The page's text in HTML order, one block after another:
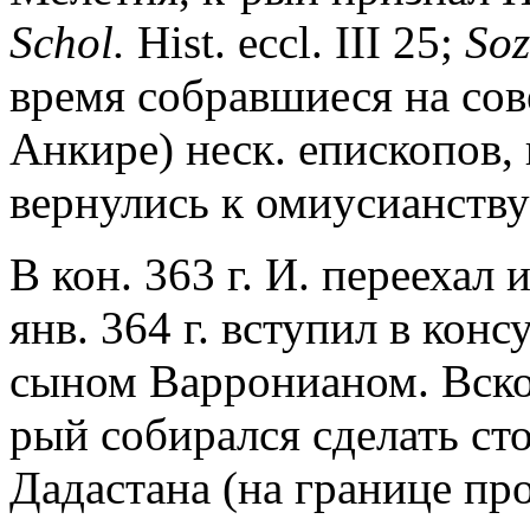
Schol. Hist. eccl. III 25;
время собравшиеся на
Анкире) неск.
вернулись к
В кон. 363 г. И. переехал
янв. 364 г. вступил в
сыном Варронианом.
рый собирался сделать
Дадастана (на границе